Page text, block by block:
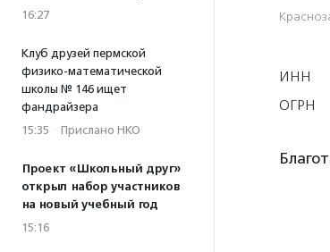
16:27
Клуб друзей пермской
физико-математической
школы № 146 ищет
фандрайзера
15:35 · Прислано НКО
Проект «Школьный друг»
открыл набор участников
на новый учебный год
15:16
ИНН
ОГРН